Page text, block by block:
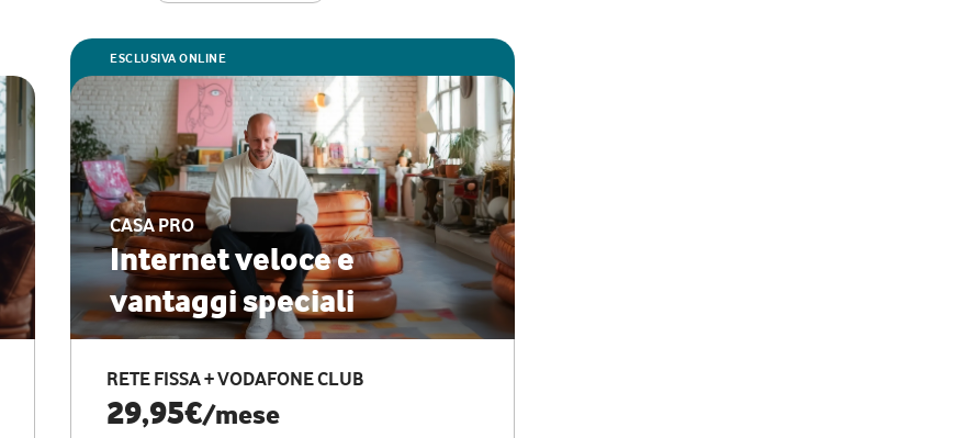
ESCLUSIVA ONLINE
CASA PRO
Internet veloce e
vantaggi speciali
RETE FISSA + VODAFONE CLUB
29,95€/mese